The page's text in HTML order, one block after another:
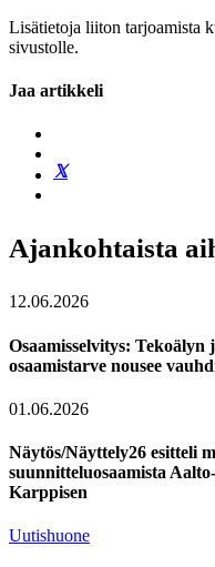
Lisätietoja liiton tarjoamista
sivustolle.
Jaa artikkeli
Ajankohtaista
12.06.2026
Osaamisselvitys:
osaamistarve nousee
01.06.2026
Näytös/Näyttely26 esitteli
suunnitteluosaamista
Karppisen
Uutishuone